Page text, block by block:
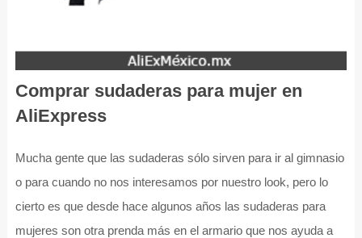
Comprar sudaderas para mujer en
AliExpress
Mucha gente que las sudaderas sólo sirven para ir al gimnasio
o para cuando no nos interesamos por nuestro look, pero lo
cierto es que desde hace algunos años las sudaderas para
mujeres son otra prenda más en el armario que nos ayuda a